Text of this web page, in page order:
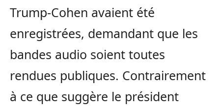
Trump-Cohen avaient été
enregistrées, demandant que les
bandes audio soient toutes
rendues publiques. Contrairement
à ce que suggère le président